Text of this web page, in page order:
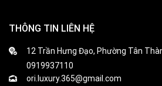
THÔNG TIN LIÊN HỆ
12 Trần Hưng Đạo, Phường Tân
0919937110
ori.luxury.365@gmail.com